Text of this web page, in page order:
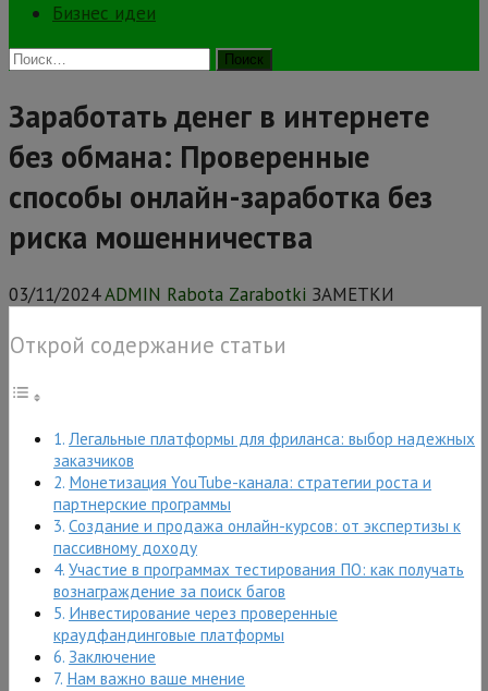
Бизнес идеи
Найти:
Заработать денег в интернете
без обмана: Проверенные
способы онлайн-заработка без
риска мошенничества
03/11/2024ADMIN Rabota Zarabotki ЗАМЕТКИ
Открой содержание статьи
Легальные платформы для фриланса: выбор надежных
заказчиков
Монетизация YouTube-канала: стратегии роста и
партнерские программы
Создание и продажа онлайн-курсов: от экспертизы к
пассивному доходу
Участие в программах тестирования ПО: как получать
вознаграждение за поиск багов
Инвестирование через проверенные
краудфандинговые платформы
Заключение
Нам важно ваше мнение